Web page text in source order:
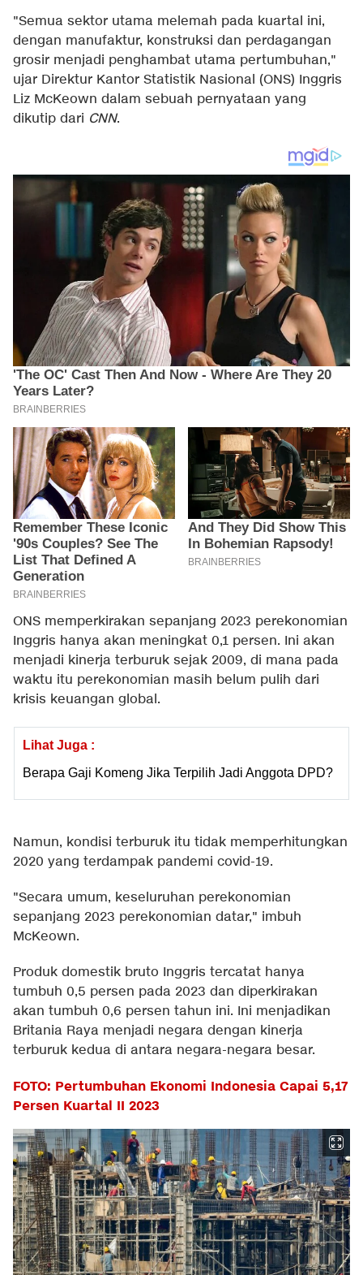
"Semua sektor utama melemah pada kuartal ini,
dengan manufaktur, konstruksi dan perdagangan
grosir menjadi penghambat utama pertumbuhan,"
ujar Direktur Kantor Statistik Nasional (ONS) Inggris
Liz McKeown dalam sebuah pernyataan yang
dikutip dari CNN.
ONS memperkirakan sepanjang 2023 perekonomian
Inggris hanya akan meningkat 0,1 persen. Ini akan
menjadi kinerja terburuk sejak 2009, di mana pada
waktu itu perekonomian masih belum pulih dari
krisis keuangan global.
Lihat Juga :
Berapa Gaji Komeng Jika Terpilih Jadi Anggota DPD?
Namun, kondisi terburuk itu tidak memperhitungkan
2020 yang terdampak pandemi covid-19.
"Secara umum, keseluruhan perekonomian
sepanjang 2023 perekonomian datar," imbuh
McKeown.
Produk domestik bruto Inggris tercatat hanya
tumbuh 0,5 persen pada 2023 dan diperkirakan
akan tumbuh 0,6 persen tahun ini. Ini menjadikan
Britania Raya menjadi negara dengan kinerja
terburuk kedua di antara negara-negara besar.
FOTO: Pertumbuhan Ekonomi Indonesia Capai 5,17
Persen Kuartal II 2023